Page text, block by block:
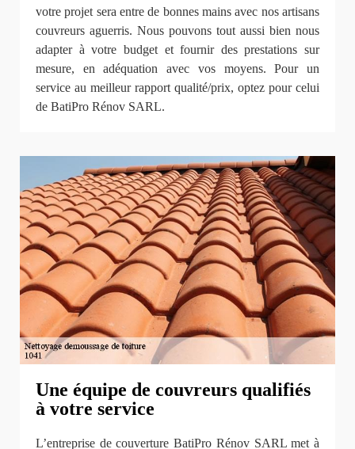
votre projet sera entre de bonnes mains avec nos artisans
couvreurs aguerris. Nous pouvons tout aussi bien nous
adapter à votre budget et fournir des prestations sur
mesure, en adéquation avec vos moyens. Pour un
service au meilleur rapport qualité/prix, optez pour celui
de BatiPro Rénov SARL.
Une équipe de couvreurs qualifiés
à votre service
L’entreprise de couverture BatiPro Rénov SARL met à